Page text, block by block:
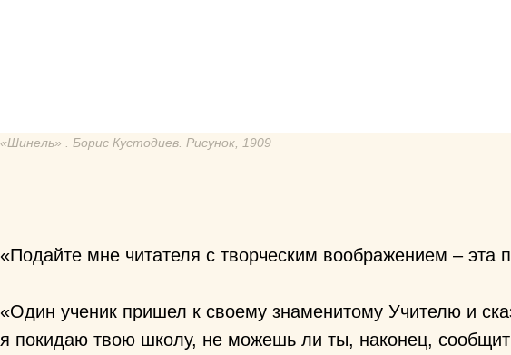
«Шинель» . Борис Кустодиев. Рисунок, 1909
«Подайте мне читателя с творческим воображением – эта
«Один ученик пришел к своему знаменитому Учителю и
я покидаю твою школу, не можешь ли ты, наконец,